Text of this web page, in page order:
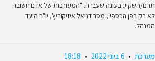
תרם/השקיע בעונה שעברה. "המעורבות של אדם חשובה
לא רק בפן הכספי", מסר דניאל איזיקוביץ', יו"ר הועד
המנהל.
מערכת